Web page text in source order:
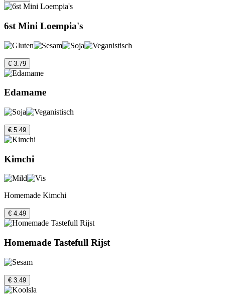
6st Mini Loempia's
€ 3.79
Edamame
€ 5.49
Kimchi
Homemade Kimchi
€ 4.49
Homemade Tastefull Rijst
€ 3.49